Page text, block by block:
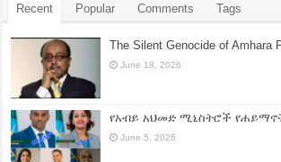
Recent Popular Comments Tags
The Silent Genocide of Amhara
June 18, 2026
የአብይ አህመድ ሚኒስትሮች
June 5, 2026